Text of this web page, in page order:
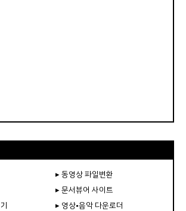
▸ 동영상 파일변환
▸ 문서뷰어 사이트
▸ 영상•음악 다운로더